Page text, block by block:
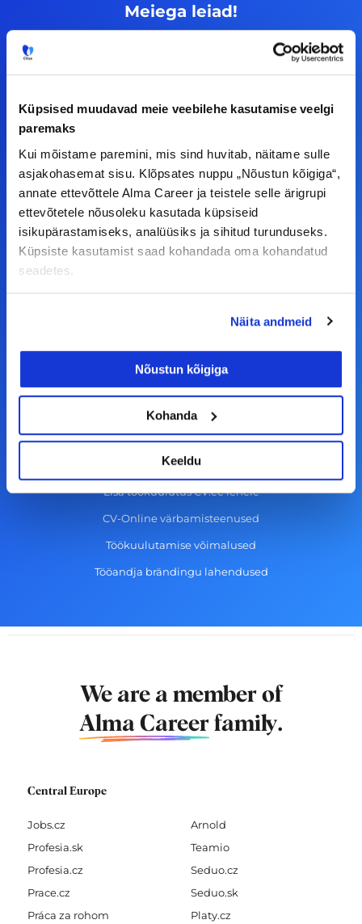
Küpsised muudavad meie veebilehe kasutamise veelgi
paremaks
Kui mõistame paremini, mis sind huvitab, näitame sulle
asjakohasemat sisu. Klõpsates nuppu „Nõustun kõigiga“,
annate ettevõttele Alma Career ja teistele selle ärigrupi
ettevõtetele nõusoleku kasutada küpsiseid
isikupärastamiseks, analüüsiks ja sihitud turunduseks.
Küpsiste kasutamist saad kohandada oma kohandatud
seadetes.
Näita andmeid
Nõustun kõigiga
Kohanda
Keeldu
Meiega leiad!
Tööelublogi.ee lehelt leiad kõik vajaliku, et olla
teha koostööd, siis võta meiega julgelt ühendust.
F
a
c
e
o
k
f
I
n
s
t
g
a
m
L
i
n
k
d
n
Y
o
u
t
b
e
© Alma Career Estonia OÜ
Aktiveeri tööpakkumiste teavitus
KKK
Kasutustingimused
Tööandjale
Lisa töökuulutus CV.ee lehele
CV-Online värbamisteenused
Töökuulutamise võimalused
Tööandja brändingu lahendused
We are a member of
Alma Career family.
Central Europe
Jobs.cz
Profesia.sk
Profesia.cz
Prace.cz
Práca za rohom
Arnold
Teamio
Seduo.cz
Seduo.sk
Platy.cz